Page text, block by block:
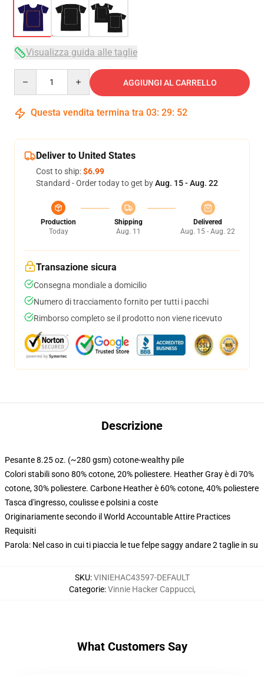
Visualizza guida alle taglie
AGGIUNGI AL CARRELLO
Questa vendita termina tra 03: 29: 52
Deliver to United States
Cost to ship:$6.99
Standard - Order today to get byAug. 15 - Aug. 22
Production
Today
Shipping
Aug. 11
Delivered
Aug. 15 - Aug. 22
Transazione sicura
Consegna mondiale a domicilio
Numero di tracciamento fornito per tutti i pacchi
Rimborso completo se il prodotto non viene ricevuto
Descrizione
Pesante 8.25 oz. (~280 gsm) cotone-wealthy pile
Colori stabili sono 80% cotone, 20% poliestere. Heather Gray è di 70%
cotone, 30% poliestere. Carbone Heather è 60% cotone, 40% poliestere
Tasca d'ingresso, coulisse e polsini a coste
Originariamente secondo il World Accountable Attire Practices
Requisiti
Parola: Nel caso in cui ti piaccia le tue felpe saggy andare 2 taglie in su
SKU:VINIEHAC43597-DEFAULT
Categorie:Vinnie Hacker Cappucci,
What Customers Say